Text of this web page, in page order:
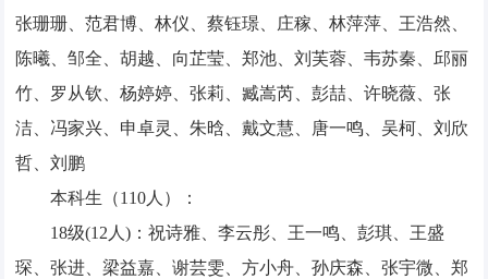
张珊珊、范君博、林仪、蔡钰璟、庄稼、林萍萍、王浩然、
陈曦、邹全、胡越、向芷莹、郑池、刘芙蓉、韦苏秦、邱丽
竹、罗从钦、杨婷婷、张莉、臧嵩芮、彭喆、许晓薇、张
洁、冯家兴、申卓灵、朱晗、戴文慧、唐一鸣、吴柯、刘欣
哲、刘鹏
本科生（110人）：
18级(12人)：祝诗雅、李云彤、王一鸣、彭琪、王盛
琛、张进、梁益嘉、谢芸雯、方小舟、孙庆森、张宇微、郑